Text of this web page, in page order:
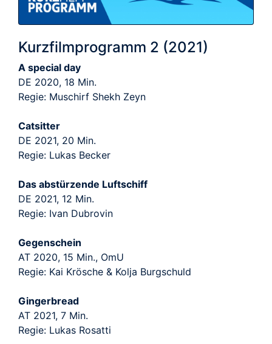
Kurzfilmprogramm 2 (2021)
A special day
DE 2020, 18 Min.
Regie: Muschirf Shekh Zeyn
Catsitter
DE 2021, 20 Min.
Regie: Lukas Becker
Das abstürzende Luftschiff
DE 2021, 12 Min.
Regie: Ivan Dubrovin
Gegenschein
AT 2020, 15 Min., OmU
Regie: Kai Krösche & Kolja Burgschuld
Gingerbread
AT 2021, 7 Min.
Regie: Lukas Rosatti